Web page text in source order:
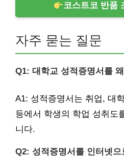
코스트코 반품
자주 묻는 질문
Q1: 대학교 성적증명서를
A1: 성적증명서는 취업, 대
등에서 학생의 학업 성취도
니다.
Q2: 성적증명서를 인터넷